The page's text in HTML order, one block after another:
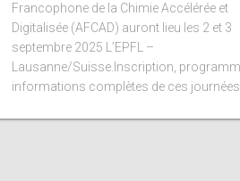
Francophone de la Chimie Accélérée et
Digitalisée (AFCAD) auront lieu les 2 et 3
septembre 2025 L’EPFL –
Lausanne/Suisse.Inscription,
informations complètes de ces journées